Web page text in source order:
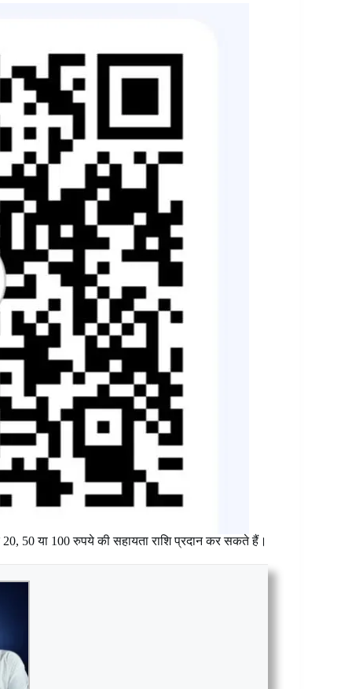
50 या 100 रुपये की सहायता राशि प्रदान कर सकते हैं।